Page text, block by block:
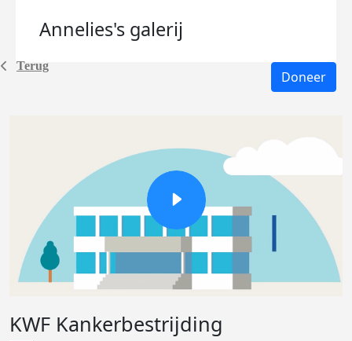
Terug
Annelies's galerij
Doneer
KWF Kankerbestrijding